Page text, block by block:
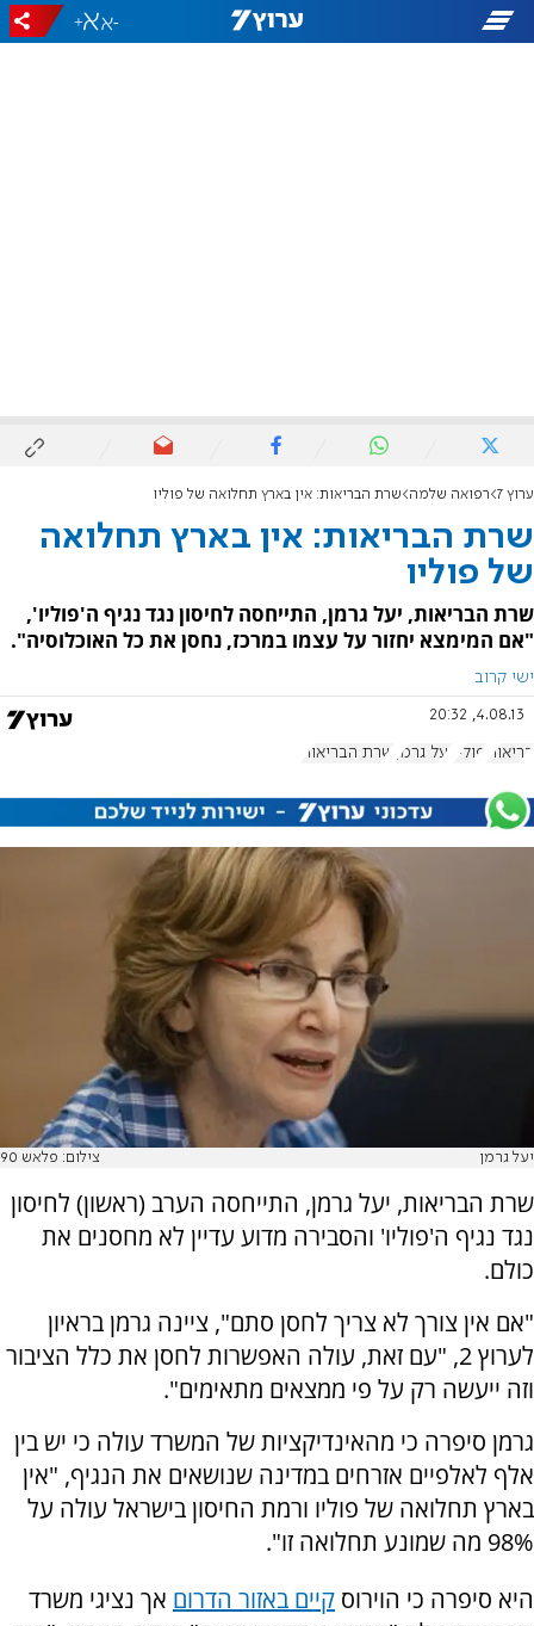
-
+
ערוץ 7 רפואה שלמה שרת הבריאות: אין בארץ תחלואה של פוליו
שרת הבריאות: אין בארץ תחלואה
של פוליו
שרת הבריאות, יעל גרמן, התייחסה לחיסון נגד נגיף ה'פוליו',
"אם המימצא יחזור על עצמו במרכז, נחסן את כל האוכלוסיה".
ישי קרוב
4.08.13, 20:32
בריאות פוליו יעל גרמן שרת הבריאות
יעל גרמן צילום: פלאש 90
שרת הבריאות, יעל גרמן, התייחסה הערב (ראשון) לחיסון
נגד נגיף ה'פוליו' והסבירה מדוע עדיין לא מחסנים את
כולם.
"אם אין צורך לא צריך לחסן סתם", ציינה גרמן בראיון
לערוץ 2, "עם זאת, עולה האפשרות לחסן את כלל הציבור
וזה ייעשה רק על פי ממצאים מתאימים".
גרמן סיפרה כי מהאינדיקציות של המשרד עולה כי יש בין
אלף לאלפיים אזרחים במדינה שנושאים את הנגיף, "אין
בארץ תחלואה של פוליו ורמת החיסון בישראל עולה על
98% מה שמונע תחלואה זו".
היא סיפרה כי הוירוס קיים באזור הדרום אך נציגי משרד